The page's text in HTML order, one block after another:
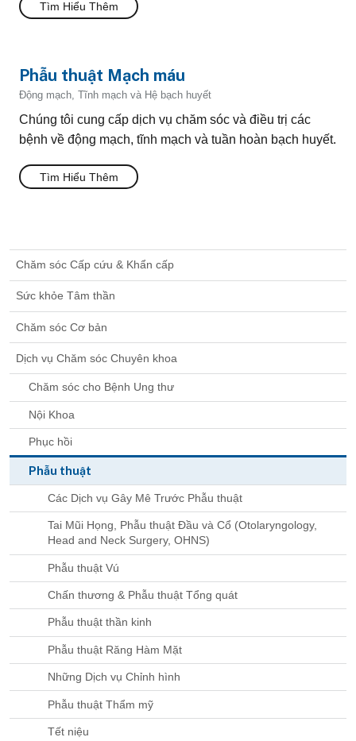
Chăm sóc Cấp cứu & Khẩn cấp
Sức khỏe Tâm thần
Chăm sóc Cơ bản
Dịch vụ Chăm sóc Chuyên khoa
Chăm sóc cho Bệnh Ung thư
Nội Khoa
Phục hồi
Phẫu thuật
Các Dịch vụ Gây Mê Trước Phẫu thuật
Tai Mũi Họng, Phẫu thuật Đầu và Cổ (Otolaryngology,
Head and Neck Surgery, OHNS)
Phẫu thuật Vú
Chấn thương & Phẫu thuật Tổng quát
Phẫu thuật thần kinh
Phẫu thuật Răng Hàm Mặt
Những Dịch vụ Chỉnh hình
Phẫu thuật Thẩm mỹ
Tết niệu
Tìm Hiểu Thêm
Phẫu thuật Mạch máu
Động mạch, Tĩnh mạch và Hệ bạch huyết
Chúng tôi cung cấp dịch vụ chăm sóc và điều trị các
bệnh về động mạch, tĩnh mạch và tuần hoàn bạch huyết.
Tìm Hiểu Thêm